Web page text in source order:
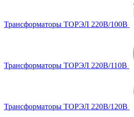
Трансформаторы ТОРЭЛ 220В/100В
Трансформаторы ТОРЭЛ 220В/110В
Трансформаторы ТОРЭЛ 220В/120В